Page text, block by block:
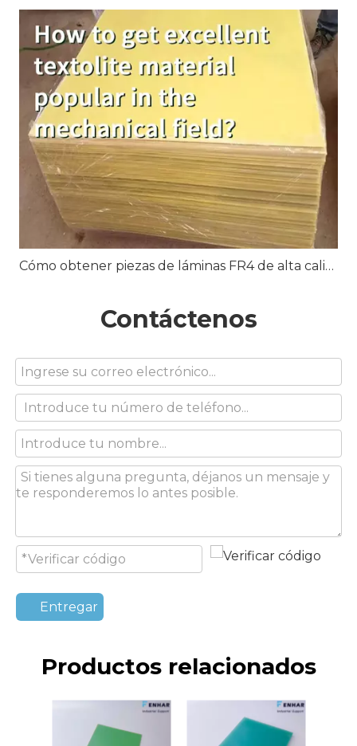
Cómo obtener piezas de láminas FR4 de alta calidad con muestras gratuitas
Contáctenos
Entregar
Productos relacionados